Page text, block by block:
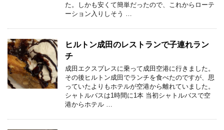
た。しかも安くて簡単だったので、これからローテ
ーション入りしそう …
ヒルトン成田のレストランで子連れラン
チ
成田エクスプレスに乗って成田空港に行きました。
その後ヒルトン成田でランチを食べたのですが、思
っていたよりもホテルが空港から離れていました。
シャトルバスは1時間に1本 当初シャトルバスで空
港からホテル …